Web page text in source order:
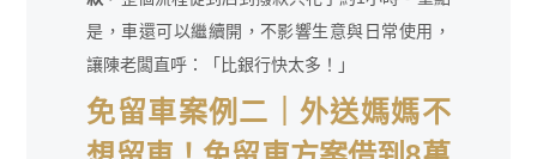
是，車還可以繼續開，不影響生意與日常使用，
讓陳老闆直呼：「比銀行快太多！」
免留車案例二｜外送媽媽不